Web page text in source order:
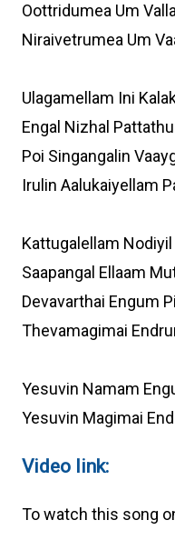
Oottridumea Um
Niraivetrumea Um
Ulagamellam Ini
Engal Nizhal
Poi Singangalin
Irulin Aalukaiyellam
Kattugalellam
Saapangal Ellaam
Devavarthai Engum
Thevamagimai
Yesuvin Namam
Yesuvin Magimai
Video link:
To watch this song